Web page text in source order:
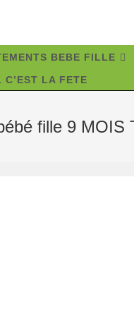
BEBE FILLE
C’EST LA FETE
fille 9 MOIS